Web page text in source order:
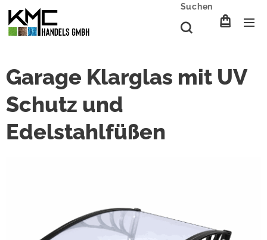
Suchen
Garage Klarglas mit UV
Schutz und
Edelstahlfüßen